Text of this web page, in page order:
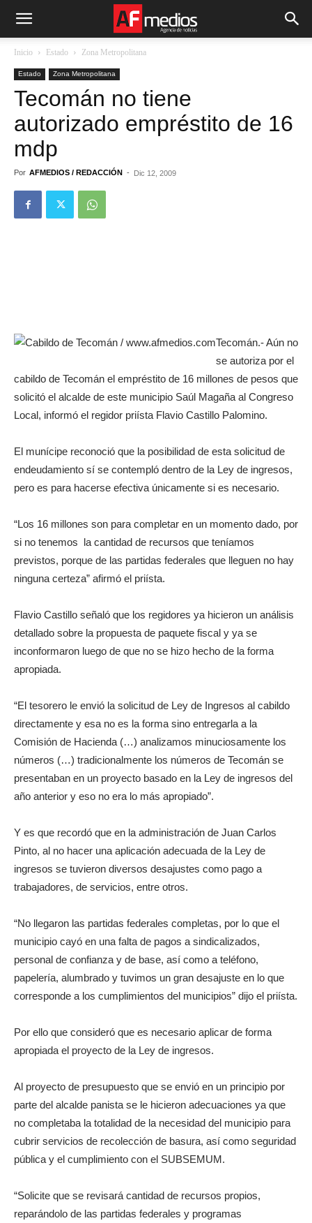
Inicio Estado Zona Metropolitana
Estado Zona Metropolitana
Tecomán no tiene
autorizado empréstito de 16
mdp
Por AFMEDIOS / REDACCIÓN - Dic 12, 2009
Tecomán.- Aún no
se autoriza por el
cabildo de Tecomán el empréstito de 16 millones de pesos que
solicitó el alcalde de este municipio Saúl Magaña al Congreso
Local, informó el regidor priísta Flavio Castillo Palomino.
El munícipe reconoció que la posibilidad de esta solicitud de
endeudamiento sí se contempló dentro de la Ley de ingresos,
pero es para hacerse efectiva únicamente si es necesario.
“Los 16 millones son para completar en un momento dado, por
si no tenemos la cantidad de recursos que teníamos
previstos, porque de las partidas federales que lleguen no hay
ninguna certeza” afirmó el priísta.
Flavio Castillo señaló que los regidores ya hicieron un análisis
detallado sobre la propuesta de paquete fiscal y ya se
inconformaron luego de que no se hizo hecho de la forma
apropiada.
“El tesorero le envió la solicitud de Ley de Ingresos al cabildo
directamente y esa no es la forma sino entregarla a la
Comisión de Hacienda (…) analizamos minuciosamente los
números (…) tradicionalmente los números de Tecomán se
presentaban en un proyecto basado en la Ley de ingresos del
año anterior y eso no era lo más apropiado”.
Y es que recordó que en la administración de Juan Carlos
Pinto, al no hacer una aplicación adecuada de la Ley de
ingresos se tuvieron diversos desajustes como pago a
trabajadores, de servicios, entre otros.
“No llegaron las partidas federales completas, por lo que el
municipio cayó en una falta de pagos a sindicalizados,
personal de confianza y de base, así como a teléfono,
papelería, alumbrado y tuvimos un gran desajuste en lo que
corresponde a los cumplimientos del municipios” dijo el priísta.
Por ello que consideró que es necesario aplicar de forma
apropiada el proyecto de la Ley de ingresos.
Al proyecto de presupuesto que se envió en un principio por
parte del alcalde panista se le hicieron adecuaciones ya que
no completaba la totalidad de la necesidad del municipio para
cubrir servicios de recolección de basura, así como seguridad
pública y el cumplimiento con el SUBSEMUM.
“Solicite que se revisará cantidad de recursos propios,
reparándolo de las partidas federales y programas